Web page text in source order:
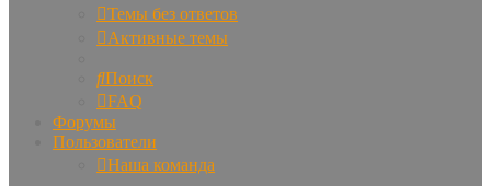
Темы без ответов
Активные темы
Поиск
FAQ
Форумы
Пользователи
Наша команда